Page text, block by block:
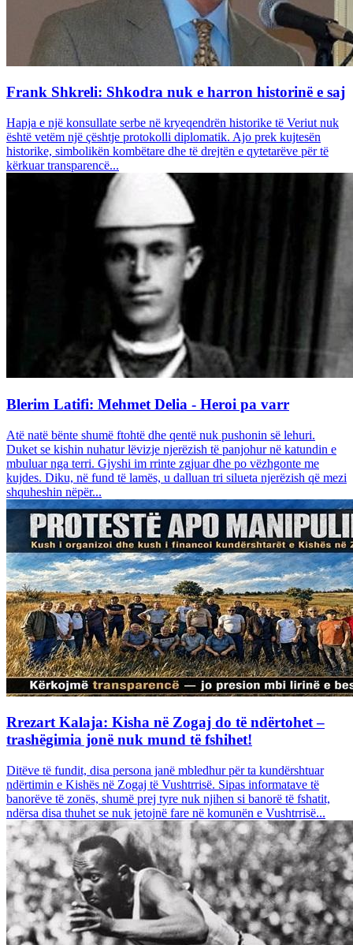
Frank Shkreli: Shkodra nuk e harron historinë e saj
Hapja e një konsullate serbe në kryeqendrën historike të Veriut nuk
është vetëm një çështje protokolli diplomatik. Ajo prek kujtesën
historike, simbolikën kombëtare dhe të drejtën e qytetarëve për të
kërkuar transparencë...
Blerim Latifi: Mehmet Delia - Heroi pa varr
Atë natë bënte shumë ftohtë dhe qentë nuk pushonin së lehuri.
Duket se kishin nuhatur lëvizje njerëzish të panjohur në katundin e
mbuluar nga terri. Gjyshi im rrinte zgjuar dhe po vëzhgonte me
kujdes. Diku, në fund të lamës, u dalluan tri silueta njerëzish që mezi
shquheshin nëpër...
Rrezart Kalaja: Kisha në Zogaj do të ndërtohet –
trashëgimia jonë nuk mund të fshihet!
Ditëve të fundit, disa persona janë mbledhur për ta kundërshtuar
ndërtimin e Kishës në Zogaj të Vushtrrisë. Sipas informatave të
banorëve të zonës, shumë prej tyre nuk njihen si banorë të fshatit,
ndërsa disa thuhet se nuk jetojnë fare në komunën e Vushtrrisë...